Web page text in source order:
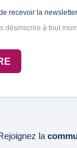
recevoir la
désinscrire à tout
la